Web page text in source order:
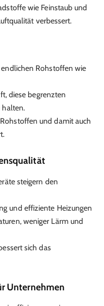
wie Feinstaub und
verbessert.
Rohstoffen wie
diese begrenzten
halten.
und damit auch
steigern den
und effiziente Heizungen
weniger Lärm und
sich das
Unternehmen